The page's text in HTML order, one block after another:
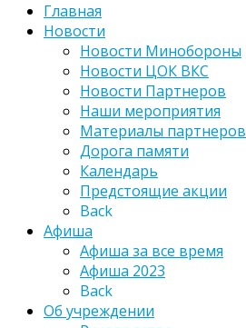
Главная
Новости
Новости Минобороны
Новости ЦОК ВКС
Новости Партнеров
Наши мероприятия
Материалы партнеров
Дорога памяти
Календарь
Предстоящие акции
Back
Афиша
Афиша за все время
Афиша 2023
Back
Об учреждении